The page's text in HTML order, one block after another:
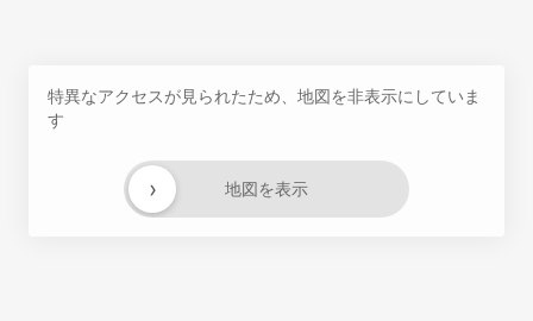
特異なアクセスが見られたため、地図を非表示にしていま
す
地図を表示
›